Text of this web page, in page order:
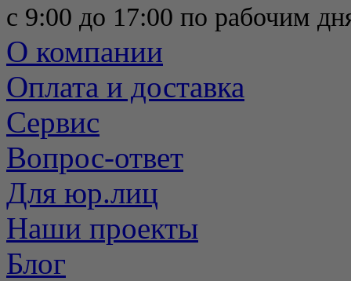
с 9:00 до 17:00 по рабочим
О компании
Оплата и доставка
Сервис
Вопрос-ответ
Для юр.лиц
Наши проекты
Блог